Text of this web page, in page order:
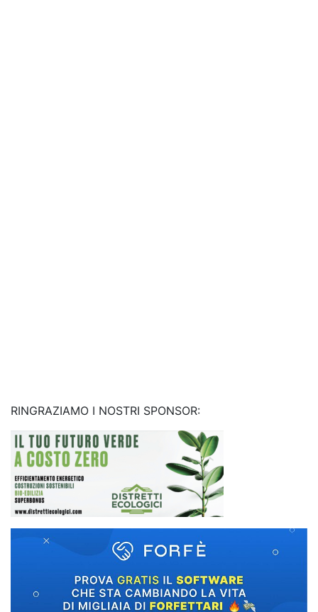
RINGRAZIAMO I NOSTRI SPONSOR: